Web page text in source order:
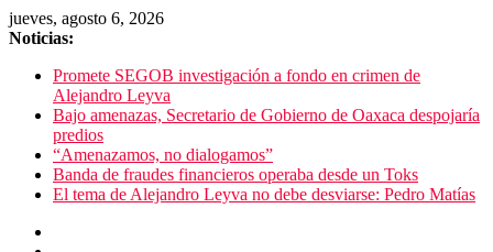
jueves, agosto 6, 2026
Noticias:
Promete SEGOB investigación a fondo en crimen de
Alejandro Leyva
Bajo amenazas, Secretario de Gobierno de Oaxaca despojaría
predios
“Amenazamos, no dialogamos”
Banda de fraudes financieros operaba desde un Toks
El tema de Alejandro Leyva no debe desviarse: Pedro Matías